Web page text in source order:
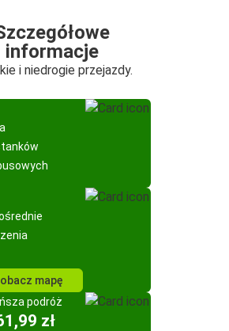
informacje
i niedrogie przejazdy.
mapę
podróż
zł